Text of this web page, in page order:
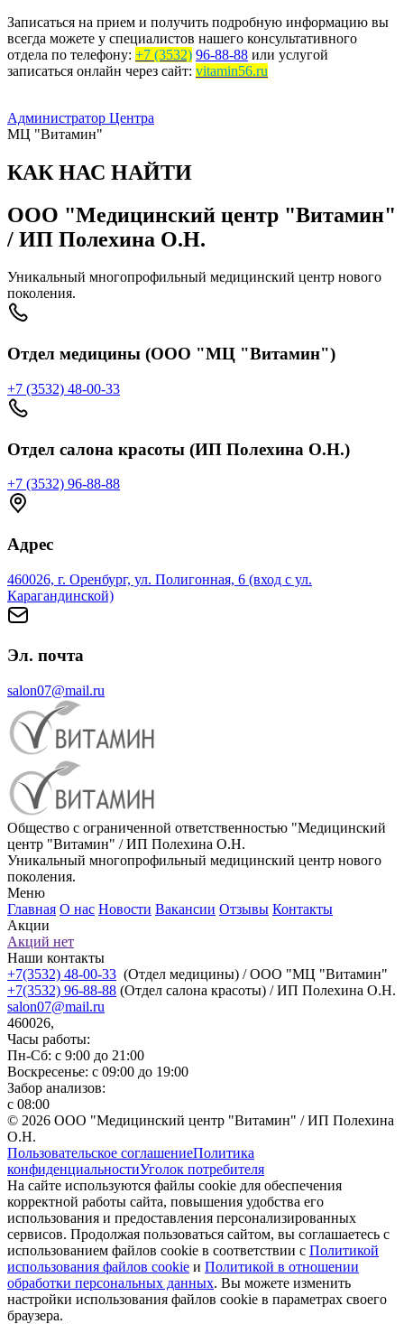
Записаться на прием и получить подробную информацию вы
всегда можете у специалистов нашего консультативного
отдела по телефону: +7 (3532) 96-88-88 или услугой
записаться онлайн через сайт: vitamin56.ru
Администратор Центра
МЦ "Витамин"
КАК НАС НАЙТИ
ООО "Медицинский центр "Витамин"
/ ИП Полехина О.Н.
Уникальный многопрофильный медицинский центр нового
поколения.
Отдел медицины (ООО "МЦ "Витамин")
+7 (3532) 48-00-33
Отдел салона красоты (ИП Полехина О.Н.)
+7 (3532) 96-88-88
Адрес
460026, г. Оренбург, ул. Полигонная, 6 (вход с ул.
Карагандинской)
Эл. почта
salon07@mail.ru
Общество с ограниченной ответственностью "Медицинский
центр "Витамин" / ИП Полехина О.Н.
Уникальный многопрофильный медицинский центр нового
поколения.
Меню
Главная О нас Новости Вакансии Отзывы Контакты
Акции
Акций нет
Наши контакты
+7(3532) 48-00-33 (Отдел медицины) / ООО "МЦ "Витамин"
+7(3532) 96-88-88 (Отдел салона красоты) / ИП Полехина О.Н.
salon07@mail.ru
460026,
Часы работы:
Пн-Сб: с 9:00 до 21:00
Воскресенье: с 09:00 до 19:00
Забор анализов:
с 08:00
© 2026 ООО "Медицинский центр "Витамин" / ИП Полехина
О.Н.
Пользовательское соглашениеПолитика
конфиденциальностиУголок потребителя
На сайте используются файлы cookie для обеспечения
корректной работы сайта, повышения удобства его
использования и предоставления персонализированных
сервисов. Продолжая пользоваться сайтом, вы соглашаетесь с
использованием файлов cookie в соответствии с Политикой
использования файлов cookie и Политикой в отношении
обработки персональных данных. Вы можете изменить
настройки использования файлов cookie в параметрах своего
браузера.